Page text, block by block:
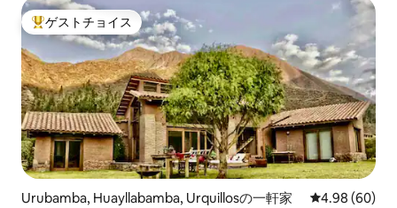
大好評のゲストチョイスです。
ゲストチョイス
Urubamba, Huayllabamba, Urquillosの一軒家 レビュー60件
4.98 (60)